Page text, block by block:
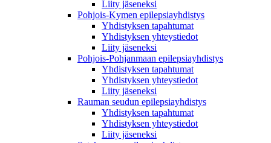
Liity jäseneksi
Pohjois-Kymen epilepsiayhdistys
Yhdistyksen tapahtumat
Yhdistyksen yhteystiedot
Liity jäseneksi
Pohjois-Pohjanmaan epilepsiayhdistys
Yhdistyksen tapahtumat
Yhdistyksen yhteystiedot
Liity jäseneksi
Rauman seudun epilepsiayhdistys
Yhdistyksen tapahtumat
Yhdistyksen yhteystiedot
Liity jäseneksi